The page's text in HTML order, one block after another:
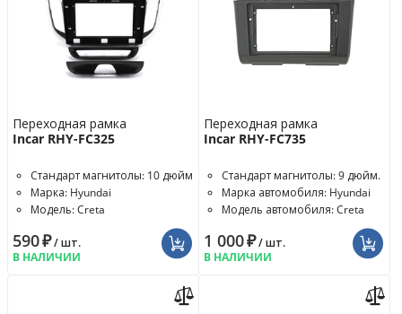
Переходная рамка
Incar RHY-FC325
Стандарт магнитолы: 10 дюйм
Марка: Hyundai
Модель: Creta
590₽/ шт.
В НАЛИЧИИ
Переходная рамка
Incar RHY-FC735
Стандарт магнитолы: 9 дюйм.
Марка автомобиля: Hyundai
Модель автомобиля: Creta
1 000₽/ шт.
В НАЛИЧИИ